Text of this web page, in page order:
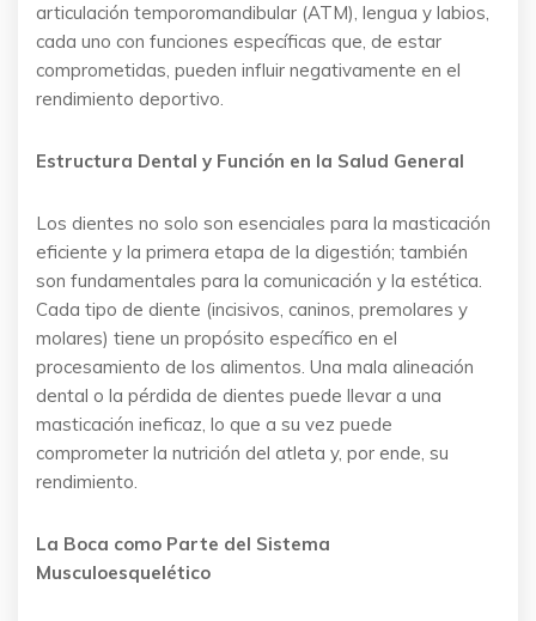
articulación temporomandibular (ATM), lengua y labios,
cada uno con funciones específicas que, de estar
comprometidas, pueden influir negativamente en el
rendimiento deportivo.
Estructura Dental y Función en la Salud General
Los dientes no solo son esenciales para la masticación
eficiente y la primera etapa de la digestión; también
son fundamentales para la comunicación y la estética.
Cada tipo de diente (incisivos, caninos, premolares y
molares) tiene un propósito específico en el
procesamiento de los alimentos. Una mala alineación
dental o la pérdida de dientes puede llevar a una
masticación ineficaz, lo que a su vez puede
comprometer la nutrición del atleta y, por ende, su
rendimiento.
La Boca como Parte del Sistema
Musculoesquelético